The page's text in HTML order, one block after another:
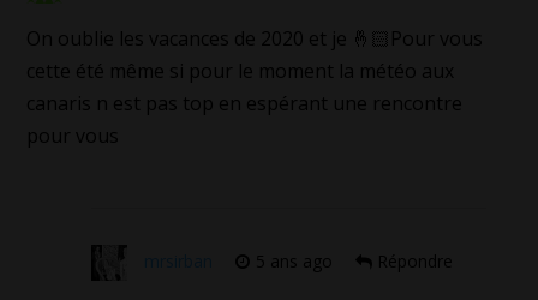
On oublie les vacances de 2020 et je 🤞🏻Pour vous
cette été même si pour le moment la météo aux
canaris n est pas top en espérant une rencontre
pour vous
5 ans ago Répondre